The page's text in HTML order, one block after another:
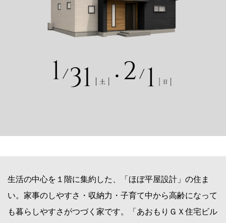
生活の中心を１階に集約した、「ほぼ平屋設計」の住ま
い。家事のしやすさ・収納力・子育て中から高齢になって
も暮らしやすさがつづく家です。「あおもりＧＸ住宅ビル